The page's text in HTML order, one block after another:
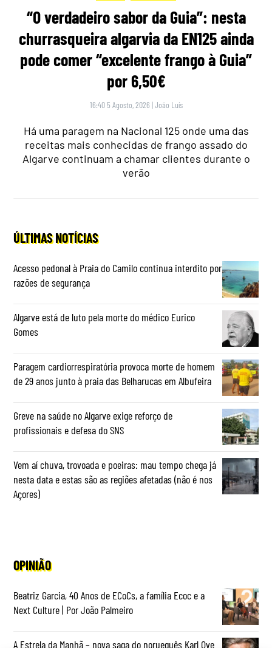
“O verdadeiro sabor da Guia”: nesta
churrasqueira algarvia da EN125 ainda
pode comer “excelente frango à Guia”
por 6,50€
16:40 5 Agosto, 2026 |João Luís
Há uma paragem na Nacional 125 onde uma das
receitas mais conhecidas de frango assado do
Algarve continuam a chamar clientes durante o
verão
ÚLTIMAS NOTÍCIAS
Acesso pedonal à Praia do Camilo continua interdito por
razões de segurança
Algarve está de luto pela morte do médico Eurico
Gomes
Paragem cardiorrespiratória provoca morte de homem
de 29 anos junto à praia das Belharucas em Albufeira
Greve na saúde no Algarve exige reforço de
profissionais e defesa do SNS
Vem aí chuva, trovoada e poeiras: mau tempo chega já
nesta data e estas são as regiões afetadas (não é nos
Açores)
OPINIÃO
Beatriz Garcia, 40 Anos de ECoCs, a família Ecoc e a
Next Culture | Por João Palmeiro
A Estrela da Manhã – nova saga do norueguês Karl Ove